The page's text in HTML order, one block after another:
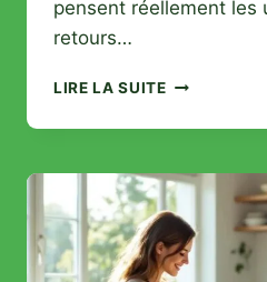
pensent réellement les
retours…
LIRE LA SUITEAVIS
CULOTTE
LA
VÉRITÉ
RÉVÉLÉE
PAR
LES